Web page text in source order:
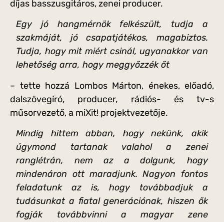
díjas basszusgitáros, zenei producer.
Egy jó hangmérnök felkészült, tudja a
szakmáját, jó csapatjátékos, magabiztos.
Tudja, hogy mit miért csinál, ugyanakkor van
lehetőség arra, hogy meggyőzzék őt
– tette hozzá Lombos Márton, énekes, előadó,
dalszövegíró, producer, rádiós- és tv-s
műsorvezető, a miXit! projektvezetője.
Mindig hittem abban, hogy nekünk, akik
úgymond tartanak valahol a zenei
ranglétrán, nem az a dolgunk, hogy
mindenáron ott maradjunk. Nagyon fontos
feladatunk az is, hogy továbbadjuk a
tudásunkat a fiatal generációnak, hiszen ők
fogják továbbvinni a magyar zene